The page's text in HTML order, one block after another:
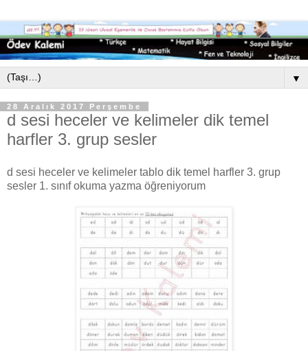
▼
28 Aralık 2017 Perşembe
d sesi heceler ve kelimeler dik temel
harfler 3. grup sesler
d sesi heceler ve kelimeler tablo dik temel harfler 3. grup
sesler 1. sınıf okuma yazma öğreniyorum